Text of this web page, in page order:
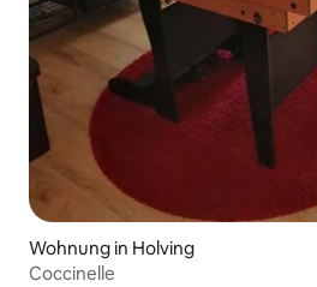
Wohnung in Holving
Coccinelle